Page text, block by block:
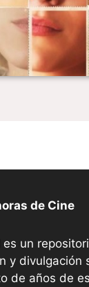
de Cine
es un
y divulgación
de años de